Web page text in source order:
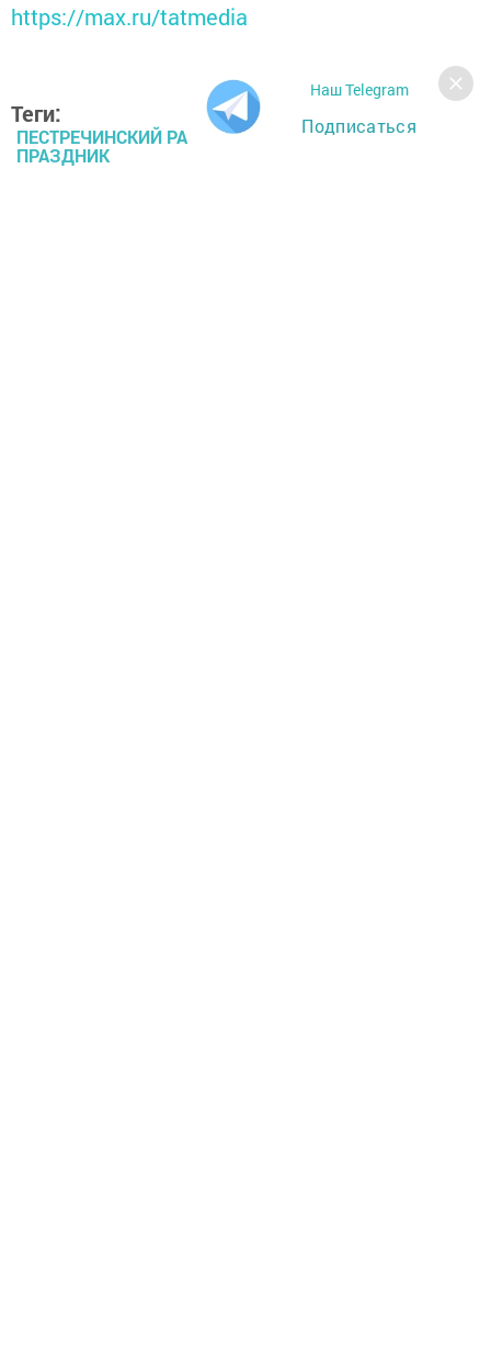
https://max.ru/tatmedia
Теги:
ПЕСТРЕЧИНСКИЙ РАЙОН, КУЛАЕВО, ОСЕННИЙ
ПРАЗДНИК
Наш Telegram
Подписаться